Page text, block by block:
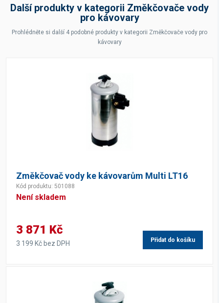
Další produkty v kategorii Změkčovače vody
pro kávovary
Prohlédněte si další 4 podobné produkty v kategorii Změkčovače vody pro
kávovary
Změkčovač vody ke kávovarům Multi LT16
Kód produktu: 501088
Není skladem
3 871 Kč
3 199 Kč bez DPH Přidat do košíku